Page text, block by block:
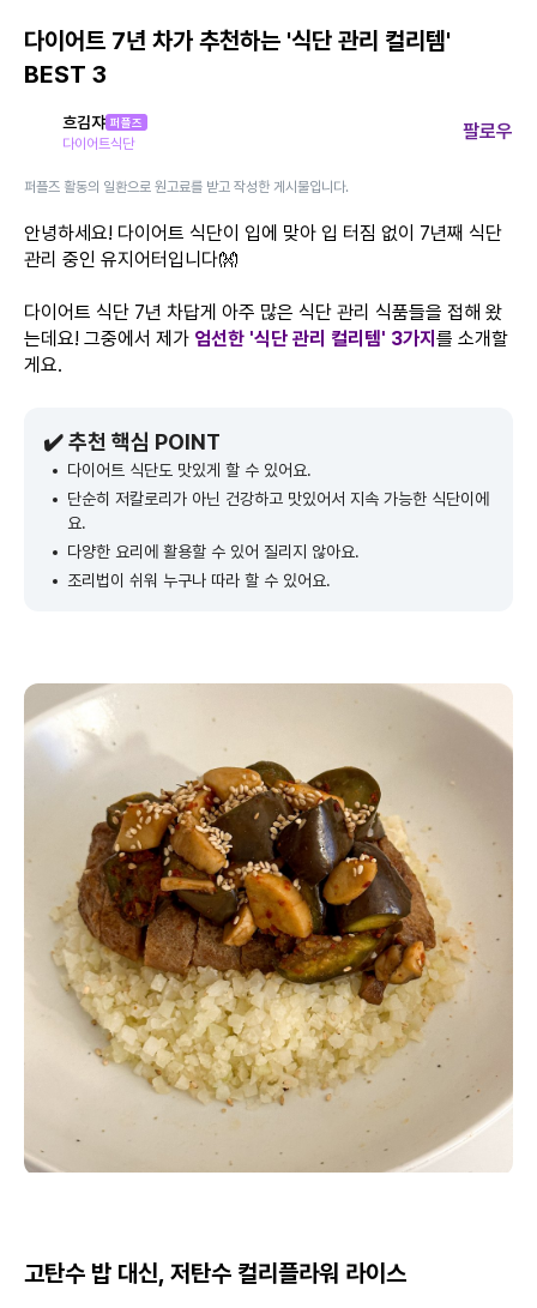
다이어트 7년 차가 추천하는 '식단 관리 컬리템'
BEST 3
흐김쟈 퍼플즈
다이어트식단
팔로우
퍼플즈 활동의 일환으로 원고료를 받고 작성한 게시물입니다.
안녕하세요! 다이어트 식단이 입에 맞아 입 터짐 없이 7년째 식단
관리 중인 유지어터입니다👐
다이어트 식단 7년 차답게 아주 많은 식단 관리 식품들을 접해 왔
는데요! 그중에서 제가 엄선한 '식단 관리 컬리템' 3가지 를 소개할
게요.
✔️ 추천 핵심 POINT
다이어트 식단도 맛있게 할 수 있어요.
단순히 저칼로리가 아닌 건강하고 맛있어서 지속 가능한 식단이에
요.
다양한 요리에 활용할 수 있어 질리지 않아요.
조리법이 쉬워 누구나 따라 할 수 있어요.
고탄수 밥 대신, 저탄수 컬리플라워 라이스